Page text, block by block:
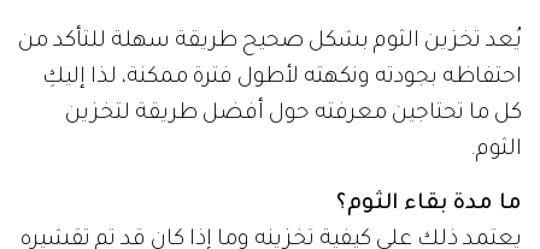
يُعد تخزين الثوم بشكل صحيح طريقة سهلة للتأكد من
احتفاظه بجودته ونكهته لأطول فترة ممكنة، لذا إليكِ
كل ما تحتاجين معرفته حول أفضل طريقة لتخزين
الثوم.
ما مدة بقاء الثوم؟
يعتمد ذلك على كيفية تخزينه وما إذا كان قد تم تقشيره